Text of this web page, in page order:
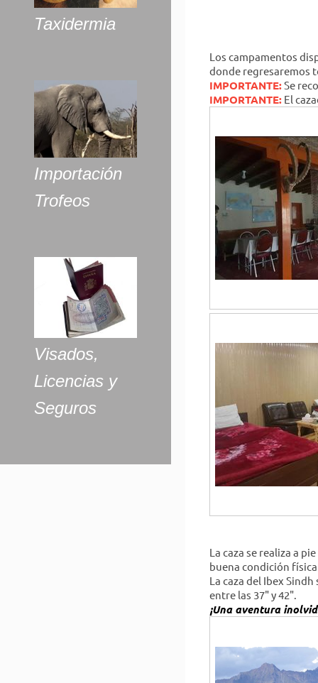
Taxidermia
Importación
Trofeos
Visados,
Licencias y
Seguros
Los campamentos
donde regresaremos
IMPORTANTE:Se
IMPORTANTE:El
La caza se realiza a
buena condición
La caza del Ibex
entre las 37" y 42".
¡Una aventura